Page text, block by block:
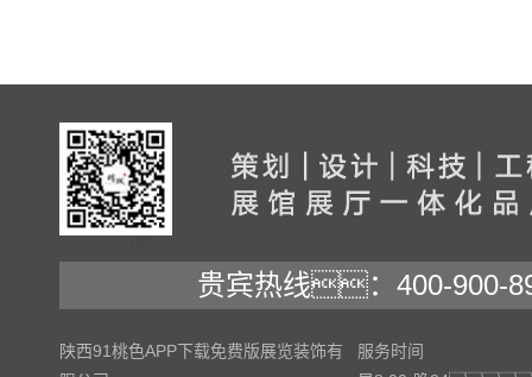
贵宾热线：400-900-
陕西91桃色APP下载免费版展览装饰有
服务时间